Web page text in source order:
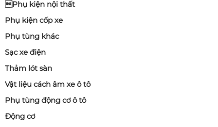
Phụ kiện nội thất
Phụ kiện cốp xe
Phụ tùng khác
Sạc xe điện
Thảm lót sàn
Vật liệu cách âm xe ô tô
Phụ tùng động cơ ô tô
Động cơ